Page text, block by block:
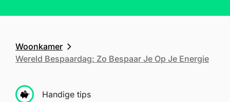
Woonkamer
Wereld Bespaardag: Zo Bespaar Je Op Je Energie
Handige tips